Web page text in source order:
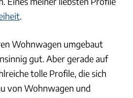
.
Wohnwagen umgebaut
gut. Aber gerade auf
tolle Profile, die sich
von Wohnwagen und